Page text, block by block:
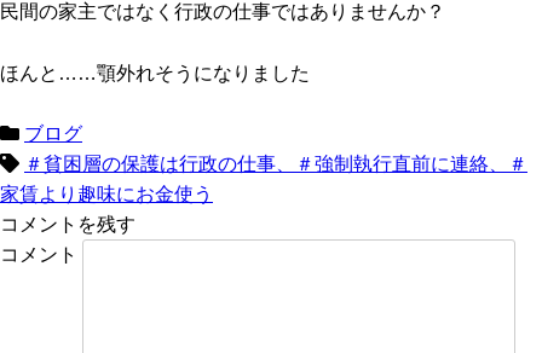
民間の家主ではなく行政の仕事ではありませんか？
ほんと……顎外れそうになりました
ブログ
＃貧困層の保護は行政の仕事、＃強制執行直前に連絡、＃
家賃より趣味にお金使う
コメントを残す
コメント